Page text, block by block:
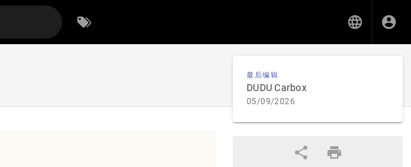
最后编辑
DUDU Carbox
05/09/2026